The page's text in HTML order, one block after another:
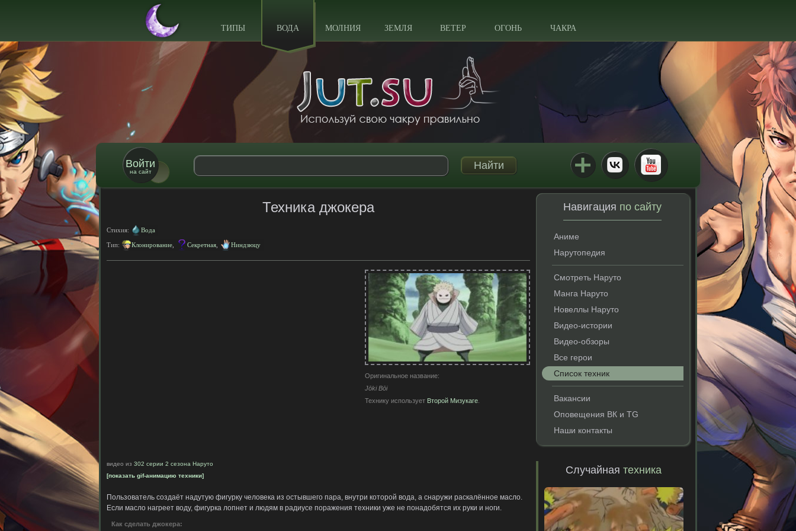
ТИПЫ ВОДА МОЛНИЯ ЗЕМЛЯ ВЕТЕР ОГОНЬ ЧАКРА
Войти
на сайт
Техника джокера
Стихия: Вода
Тип: Клонирование Секретная Ниндзюцу
видео из 302 серии 2 сезона Наруто
Оригинальное название:
Jōki Bōi
Технику использует Второй Мизукаге.
[показать gif-анимацию техники]
Пользователь создаёт надутую фигурку человека из остывшего пара, внутри которой вода, а снаружи раскалённое масло.
Если масло нагреет воду, фигурка лопнет и людям в радиусе поражения техники уже не понадобятся их руки и ноги.
Как сделать джокера:
Навигация по сайту
Аниме
Нарутопедия
Смотреть Наруто
Манга Наруто
Новеллы Наруто
Видео-истории
Видео-обзоры
Все герои
Список техник
Вакансии
Оповещения ВК и TG
Наши контакты
Случайнаятехника